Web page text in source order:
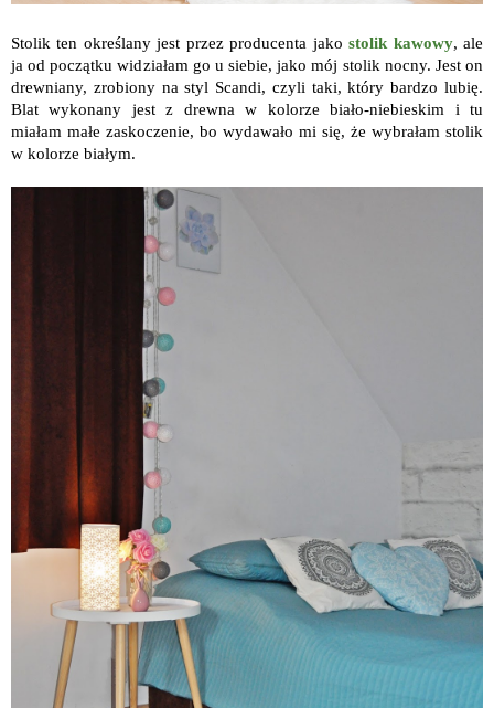
Stolik ten określany jest przez producenta jakostolik kawowy, ale
ja od początku widziałam go u siebie, jako mój stolik nocny. Jest on
drewniany, zrobiony na styl Scandi, czyli taki, który bardzo lubię.
Blat wykonany jest z drewna w kolorze biało-niebieskim i tu
miałam małe zaskoczenie, bo wydawało mi się, że wybrałam stolik
w kolorze białym.